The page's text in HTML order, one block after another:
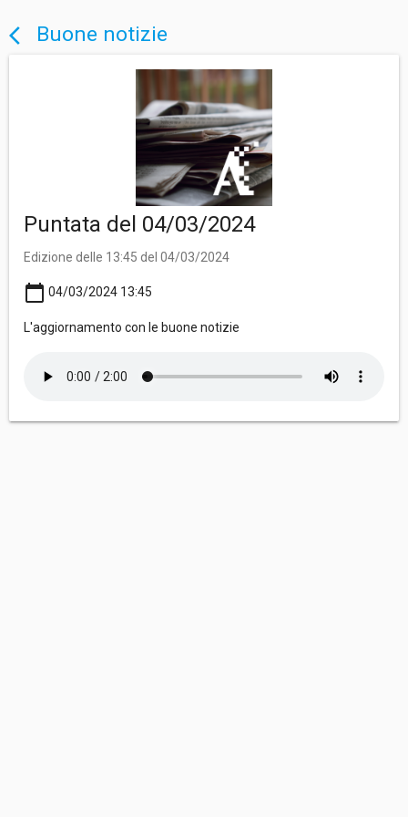
arrow_back_ios Buone notizie
Puntata del 04/03/2024
Edizione delle 13:45 del 04/03/2024
calendar_today 04/03/2024 13:45
L'aggiornamento con le buone notizie